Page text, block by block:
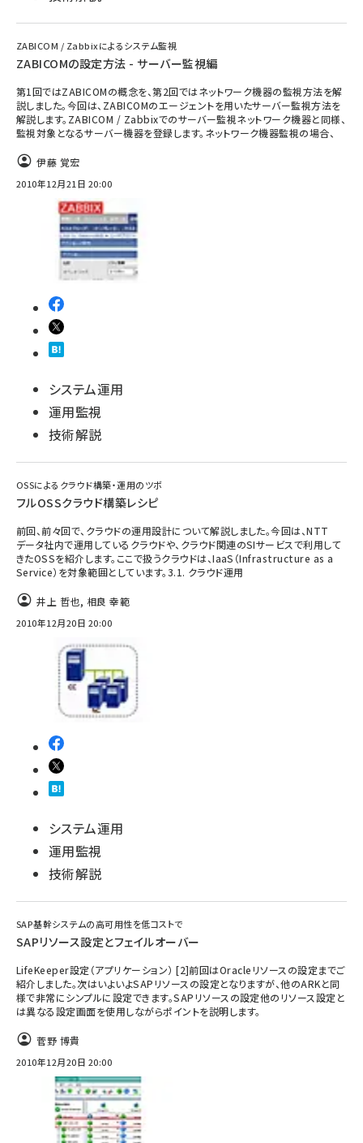
ZABICOM / Zabbixによるシステム監視
ZABICOMの設定方法 - サーバー監視編
第1回ではZABICOMの概念を、第2回ではネットワーク機器の監視方法を解
説しました。今回は、ZABICOMのエージェントを用いたサーバー監視方法を
解説します。ZABICOM / Zabbixでのサーバー監視ネットワーク機器と同様、
監視対象となるサーバー機器を登録します。ネットワーク機器監視の場合、
伊藤 覚宏
2010年12月21日 20:00
システム運用
運用監視
技術解説
OSSによるクラウド構築・運用のツボ
フルOSSクラウド構築レシピ
前回、前々回で、クラウドの運用設計について解説しました。今回は、NTT
データ社内で運用しているクラウドや、クラウド関連のSIサービスで利用して
きたOSSを紹介します。ここで扱うクラウドは、IaaS（Infrastructure as a
Service）を対象範囲としています。3.1. クラウド運用
井上 哲也, 相良 幸範
2010年12月20日 20:00
システム運用
運用監視
技術解説
SAP基幹システムの高可用性を低コストで
SAPリソース設定とフェイルオーバー
LifeKeeper設定（アプリケーション） [2]前回はOracleリソースの設定までご
紹介しました。次はいよいよSAPリソースの設定となりますが、他のARKと同
様で非常にシンプルに設定できます。SAPリソースの設定他のリソース設定と
は異なる設定画面を使用しながらポイントを説明します。
菅野 博貴
2010年12月20日 20:00